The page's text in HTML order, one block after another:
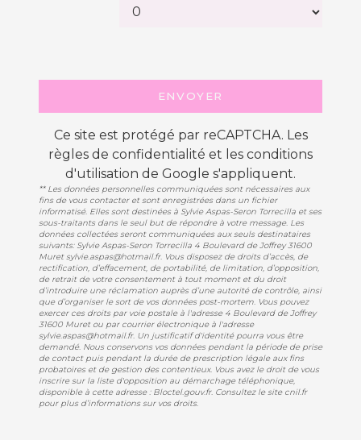
ENVOYER
Ce site est protégé par reCAPTCHA. Les
règles de confidentialité et les conditions
d'utilisation de Google s'appliquent.
** Les données personnelles communiquées sont nécessaires aux
fins de vous contacter et sont enregistrées dans un fichier
informatisé. Elles sont destinées à Sylvie Aspas-Seron Torrecilla et ses
sous-traitants dans le seul but de répondre à votre message. Les
données collectées seront communiquées aux seuls destinataires
suivants: Sylvie Aspas-Seron Torrecilla 4 Boulevard de Joffrey 31600
Muret sylvie.aspas@hotmail.fr. Vous disposez de droits d’accès, de
rectification, d’effacement, de portabilité, de limitation, d’opposition,
de retrait de votre consentement à tout moment et du droit
d’introduire une réclamation auprès d’une autorité de contrôle, ainsi
que d’organiser le sort de vos données post-mortem. Vous pouvez
exercer ces droits par voie postale à l'adresse 4 Boulevard de Joffrey
31600 Muret ou par courrier électronique à l'adresse
sylvie.aspas@hotmail.fr. Un justificatif d'identité pourra vous être
demandé. Nous conservons vos données pendant la période de prise
de contact puis pendant la durée de prescription légale aux fins
probatoires et de gestion des contentieux. Vous avez le droit de vous
inscrire sur la liste d'opposition au démarchage téléphonique,
disponible à cette adresse : Bloctel.gouv.fr. Consultez le site cnil.fr
pour plus d’informations sur vos droits.